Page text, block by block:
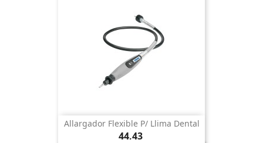
Allargador Flexible P/ Llima Dental
Preu
44,43